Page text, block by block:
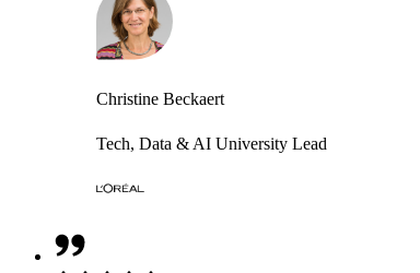
Christine Beckaert
Tech, Data & AI University Lead